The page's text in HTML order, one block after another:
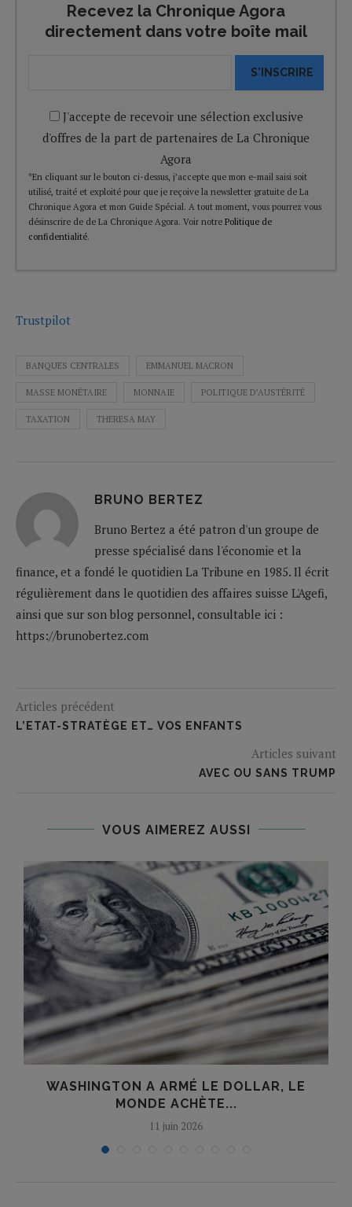
Recevez la Chronique Agora
directement dans votre boîte mail
S'INSCRIRE
J'accepte de recevoir une sélection exclusive
d'offres de la part de partenaires de La Chronique
Agora
*En cliquant sur le bouton ci-dessus, j’accepte que mon e-mail saisi soit
utilisé, traité et exploité pour que je reçoive la newsletter gratuite de La
Chronique Agora et mon Guide Spécial. A tout moment, vous pourrez vous
désinscrire de de La Chronique Agora. Voir notre Politique de
confidentialité.
Trustpilot
BANQUES CENTRALES EMMANUEL MACRON
MASSE MONÉTAIRE MONNAIE POLITIQUE D’AUSTÉRITÉ
TAXATION THERESA MAY
BRUNO BERTEZ
Bruno Bertez a été patron d'un groupe de
presse spécialisé dans l'économie et la
finance, et a fondé le quotidien La Tribune en 1985. Il écrit
régulièrement dans le quotidien des affaires suisse L'Agefi,
ainsi que sur son blog personnel, consultable ici :
https://brunobertez.com
Articles précédent
L’ETAT-STRATÈGE ET… VOS ENFANTS
Articles suivant
AVEC OU SANS TRUMP
VOUS AIMEREZ AUSSI
WASHINGTON A ARMÉ LE DOLLAR, LE
MONDE ACHÈTE...
11 juin 2026